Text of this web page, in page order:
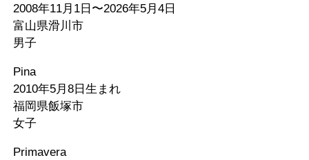
2008年11月1日〜2026年5月4日
富山県滑川市
男子
Pina
2010年5月8日生まれ
福岡県飯塚市
女子
Primavera